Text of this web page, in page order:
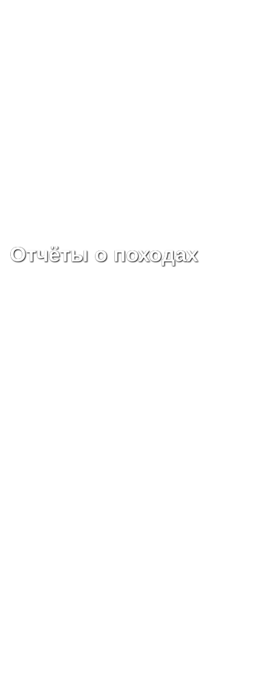
Отчёты о походах